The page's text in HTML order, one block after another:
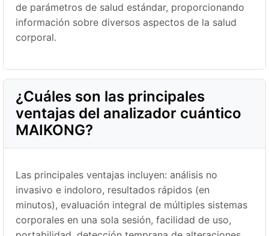
de parámetros de salud estándar, proporcionando
información sobre diversos aspectos de la salud
corporal.
¿Cuáles son las principales
ventajas del analizador cuántico
MAIKONG?
Las principales ventajas incluyen: análisis no
invasivo e indoloro, resultados rápidos (en
minutos), evaluación integral de múltiples sistemas
corporales en una sola sesión, facilidad de uso,